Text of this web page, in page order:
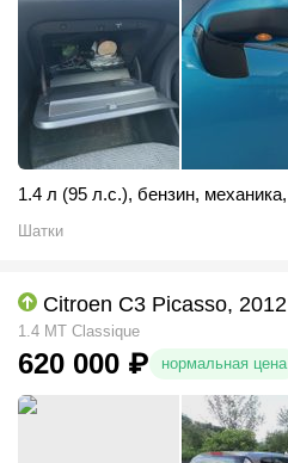
1.4 л (95 л.с.), бензин, механика,
Шатки
Citroen C3 Picasso, 2012
1.4 MT Classique
620 000 ₽ нормальная цена